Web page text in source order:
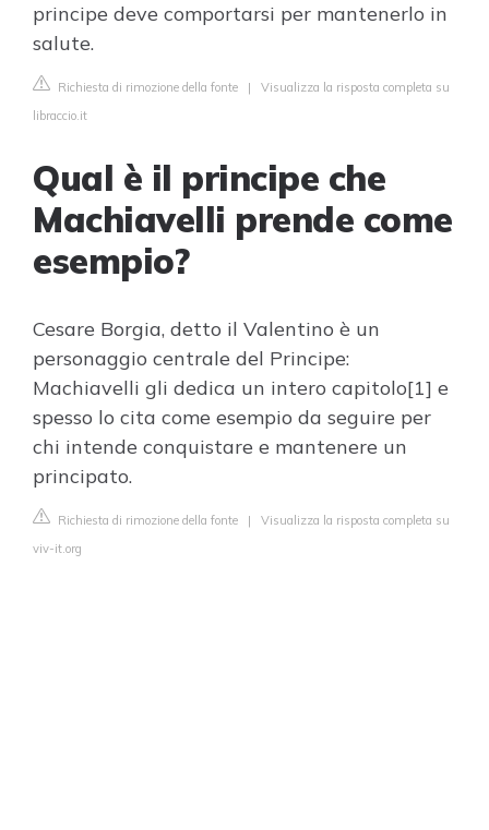
principe deve comportarsi per mantenerlo in
salute.
Richiesta di rimozione della fonte | Visualizza la risposta completa su
libraccio.it
Qual è il principe che
Machiavelli prende come
esempio?
Cesare Borgia, detto il Valentino è un
personaggio centrale del Principe:
Machiavelli gli dedica un intero capitolo[1] e
spesso lo cita come esempio da seguire per
chi intende conquistare e mantenere un
principato.
Richiesta di rimozione della fonte | Visualizza la risposta completa su
viv-it.org